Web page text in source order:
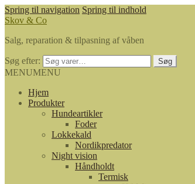
Spring til navigation Spring til indhold
Skov & Co
Salg, reparation & tilpasning af våben
Søg efter: Søg
MENUMENU
Hjem
Produkter
Hundeartikler
Foder
Lokkekald
Nordikpredator
Night vision
Håndholdt
Termisk